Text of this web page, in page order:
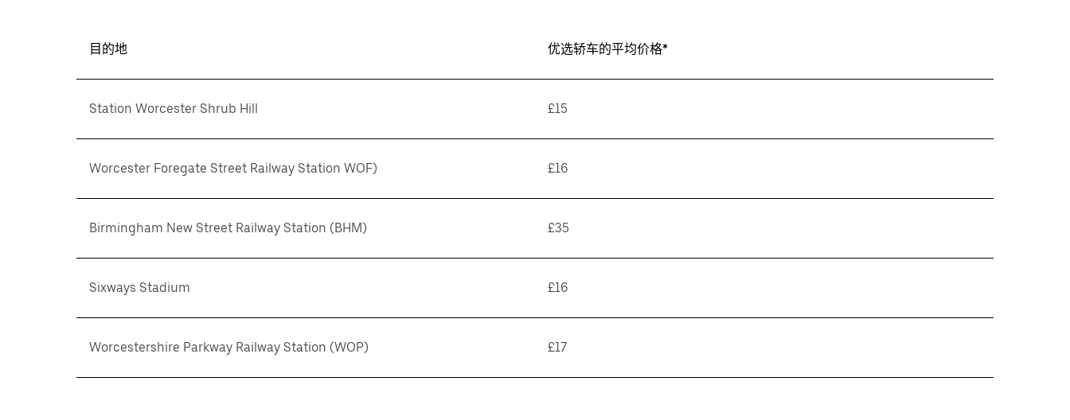
目的地 优选轿车的平均价格*
Station Worcester Shrub Hill £15
Worcester Foregate Street Railway Station WOF) £16
Birmingham New Street Railway Station (BHM) £35
Sixways Stadium £16
Worcestershire Parkway Railway Station (WOP) £17